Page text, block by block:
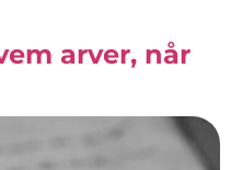
arver, når